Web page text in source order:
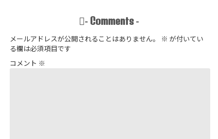
- Comments -
メールアドレスが公開されることはありません。 ※ が付いてい
る欄は必須項目です
コメント ※